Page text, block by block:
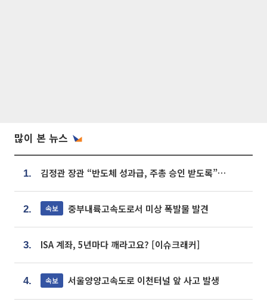
많이 본 뉴스
1. 김정관 장관 “반도체 성과급, 주총 승인 받도록”…상법·자본시장법 개정 시사
2. 속보 중부내륙고속도로서 미상 폭발물 발견
3. ISA 계좌, 5년마다 깨라고요? [이슈크래커]
4. 속보 서울양양고속도로 이천터널 앞 사고 발생